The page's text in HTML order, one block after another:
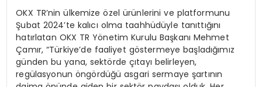
OKX TR’nin ülkemize özel ürünlerini ve platformunu
Şubat 2024’te kalıcı olma taahhüdüyle tanıttığını
hatırlatan OKX TR Yönetim Kurulu Başkanı Mehmet
Çamır, “Türkiye’de faaliyet göstermeye başladığımız
günden bu yana, sektörde çıtayı belirleyen,
regülasyonun öngördüğü asgari sermaye şartının